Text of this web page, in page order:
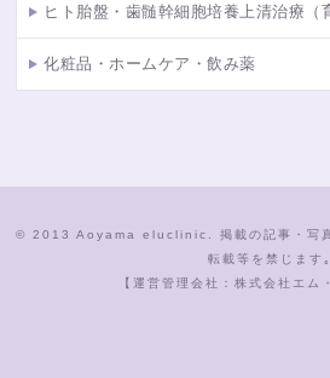
ヒト胎盤・歯髄幹細胞培養上清治療（
化粧品・ホームケア・飲み薬
© 2013 Aoyama eluclinic. 掲載の記事・写真
転載等を禁じます｡
【運営管理会社：株式会社エム